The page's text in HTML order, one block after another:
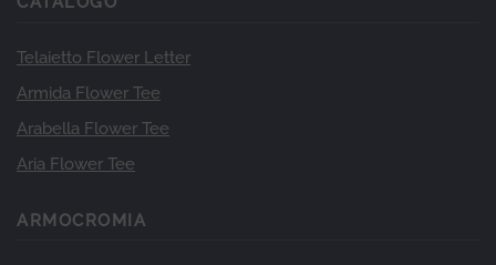
Telaietto Flower Letter
Armida Flower Tee
Arabella Flower Tee
Aria Flower Tee
ARMOCROMIA